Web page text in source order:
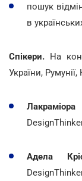
пошук
в
Спікери. На
України,
Лакраміора
Адела